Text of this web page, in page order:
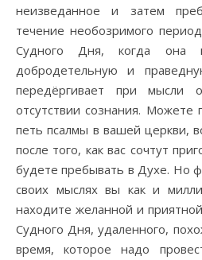
неизведанное и затем
течение необозримого
Судного Дня, когда она
добродетельную и
передёргивает при мысли
отсутствии сознания. Можете
петь псалмы в вашей церкви,
после того, как вас сочтут
будете пребывать в Духе. Но
своих мыслях вы как и
находите желанной и
Судного Дня, удаленного,
время, которое надо